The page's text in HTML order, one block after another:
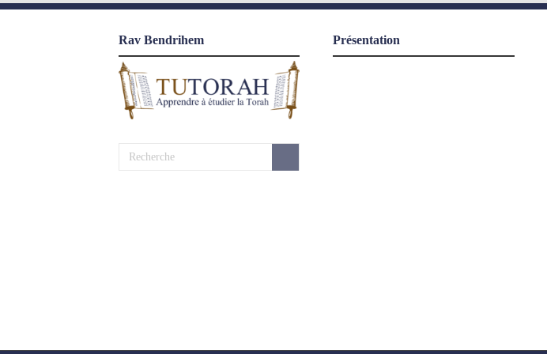
Rav Bendrihem Présentation